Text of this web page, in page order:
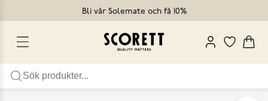
Bli vår Solemate och få 10%